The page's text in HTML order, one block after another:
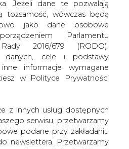
2016/679 (RODO).
danych, cele i podstawy
informacje wymagane
w Polityce Prywatności
z innych usług dostępnych
serwisu, przetwarzamy
podane przy zakładaniu
pozostawiasz lub do których
w ramach korzystania z
Niebawem porozumienie w
drukuj
skomentuj
udostępnij: